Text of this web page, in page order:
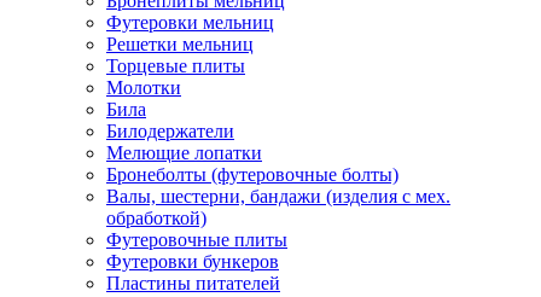
Футеровки мельниц
Решетки мельниц
Торцевые плиты
Молотки
Била
Билодержатели
Мелющие лопатки
Бронеболты (футеровочные болты)
Валы, шестерни, бандажи (изделия с мех.
обработкой)
Футеровочные плиты
Футеровки бункеров
Пластины питателей